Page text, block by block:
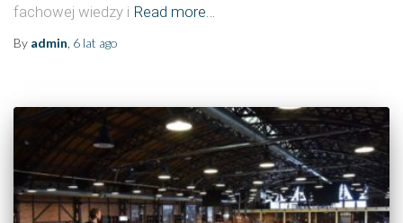
fachowej wiedzy i Read more…
By admin 6 lat ago